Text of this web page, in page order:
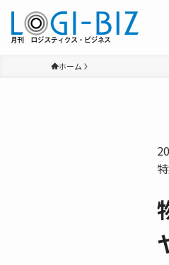
ホーム